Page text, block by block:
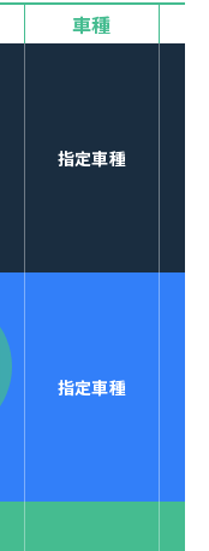
可能
決済を国際5大カ
車種
指定車種
指定車種